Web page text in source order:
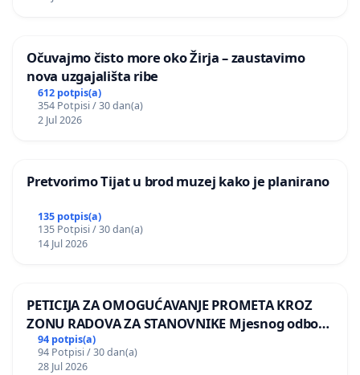
Očuvajmo čisto more oko Žirja – zaustavimo
nova uzgajališta ribe
612 potpis(a)
354 Potpisi / 30 dan(a)
2 Jul 2026
Pretvorimo Tijat u brod muzej kako je planirano
135 potpis(a)
135 Potpisi / 30 dan(a)
14 Jul 2026
PETICIJA ZA OMOGUĆAVANJE PROMETA KROZ
ZONU RADOVA ZA STANOVNIKE Mjesnog odbora
Kamensko i Lemić Brdo
94 potpis(a)
94 Potpisi / 30 dan(a)
28 Jul 2026